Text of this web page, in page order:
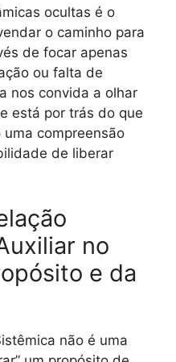
ocultas é o
o caminho para
de focar apenas
ou falta de
nos convida a olhar
está por trás do que
compreensão
de liberar
no
e da
não é uma